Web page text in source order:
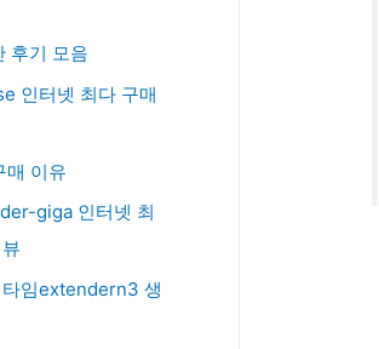
후기 모음
인터넷 최다 구매
이유
giga 인터넷 최
임extendern3 생